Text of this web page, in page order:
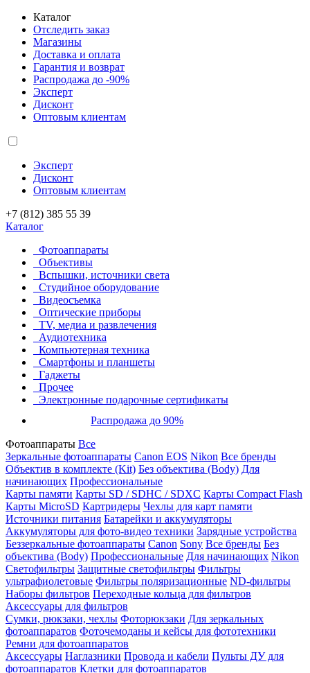
Каталог
Отследить заказ
Магазины
Доставка и оплата
Гарантия и возврат
Распродажа до -90%
Эксперт
Дисконт
Оптовым клиентам
Эксперт
Дисконт
Оптовым клиентам
+7 (812) 385 55 39
Каталог
Фотоаппараты
Объективы
Вспышки, источники света
Студийное оборудование
Видеосъемка
Оптические приборы
TV, медиа и развлечения
Аудиотехника
Компьютерная техника
Смартфоны и планшеты
Гаджеты
Прочее
Электронные подарочные сертификаты
Распродажа до 90%
Фотоаппараты Все
Зеркальные фотоаппараты Canon EOS Nikon Все бренды
Объектив в комплекте (Kit) Без объектива (Body) Для
начинающих Профессиональные
Карты памяти Карты SD / SDHC / SDXC Карты Compact Flash
Карты MicroSD Картридеры Чехлы для карт памяти
Источники питания Батарейки и аккумуляторы
Аккумуляторы для фото-видео техники Зарядные устройства
Беззеркальные фотоаппараты Canon Sony Все бренды Без
объектива (Body) Профессиональные Для начинающих Nikon
Светофильтры Защитные светофильтры Фильтры
ультрафиолетовые Фильтры поляризационные ND-фильтры
Наборы фильтров Переходные кольца для фильтров
Аксессуары для фильтров
Сумки, рюкзаки, чехлы Фоторюкзаки Для зеркальных
фотоаппаратов Фоточемоданы и кейсы для фототехники
Ремни для фотоаппаратов
Аксессуары Наглазники Провода и кабели Пульты ДУ для
фотоаппаратов Клетки для фотоаппаратов